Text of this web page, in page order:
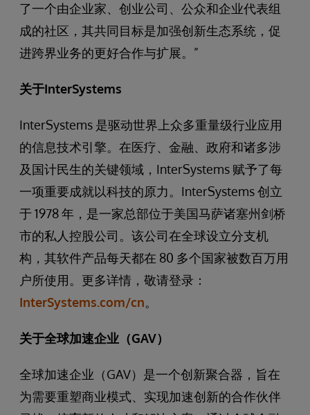
了一个由企业家、创业公司、公众和企业代表组
成的社区，其共同目标是加强创新生态系统，促
进跨界业务的更好合作与扩展。”
关于InterSystems
InterSystems 是驱动世界上众多重量级行业应用
的信息技术引擎。在医疗、金融、政府和诸多涉
及国计民生的关键领域，InterSystems 赋予了每
一项重要成就以科技的原力。InterSystems 创立
于 1978 年，是一家总部位于美国马萨诸塞州剑桥
市的私人控股公司。该公司在全球设立分支机
构，其软件产品每天都在 80 多个国家被数百万用
户所使用。更多详情，敬请登录：
InterSystems.com/cn。
关于全球加速企业（GAV）
全球加速企业（GAV）是一个创新聚合器，旨在
为需要重塑商业模式、实现加速创新的合作伙伴